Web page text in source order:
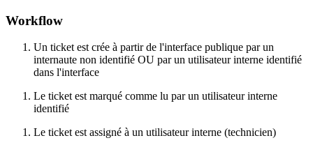
Workflow
Un ticket est crée à partir de l'interface publique par un
internaute non identifié OU par un utilisateur interne identifié
dans l'interface
Le ticket est marqué comme lu par un utilisateur interne
identifié
Le ticket est assigné à un utilisateur interne (technicien)